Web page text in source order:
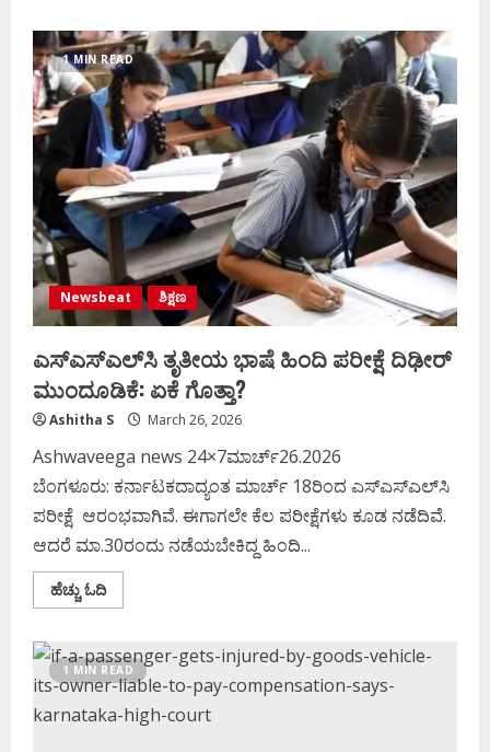
ಎಲ್ಲಾ
ರಾಜ್ಯಗಳ
ಸಿಎಂಗಳ
ಜೊತೆ
ಪ್ರಧಾನಿ
ಸಭೆ
1 MIN READ
Newsbeat ಶಿಕ್ಷಣ
ಎಸ್​​ಎಸ್​​ಎಲ್​ಸಿ ತೃತೀಯ ಭಾಷೆ ಹಿಂದಿ ಪರೀಕ್ಷೆ ದಿಢೀರ್
ಮುಂದೂಡಿಕೆ: ಏಕೆ ಗೊತ್ತಾ?
Ashitha S March 26, 2026
Ashwaveega news 24×7ಮಾರ್ಚ್26.2026
ಬೆಂಗಳೂರು: ಕರ್ನಾಟಕದಾದ್ಯಂತ ಮಾರ್ಚ್​ 18ರಿಂದ ಎಸ್​​ಎಸ್​ಎಲ್​ಸಿ
ಪರೀಕ್ಷೆ ಆರಂಭವಾಗಿವೆ. ಈಗಾಗಲೇ ಕೆಲ ಪರೀಕ್ಷೆಗಳು ಕೂಡ ನಡೆದಿವೆ.
ಆದರೆ ಮಾ.30ರಂದು ನಡೆಯಬೇಕಿದ್ದ ಹಿಂದಿ...
ಹೆಚ್ಚು ಓದಿRead
more
ಎಸ್​​
ಎಲ್​
ಸಿ
ತೃತೀಯ
ಭಾಷೆ
ಹಿಂದಿ
1 MIN READ